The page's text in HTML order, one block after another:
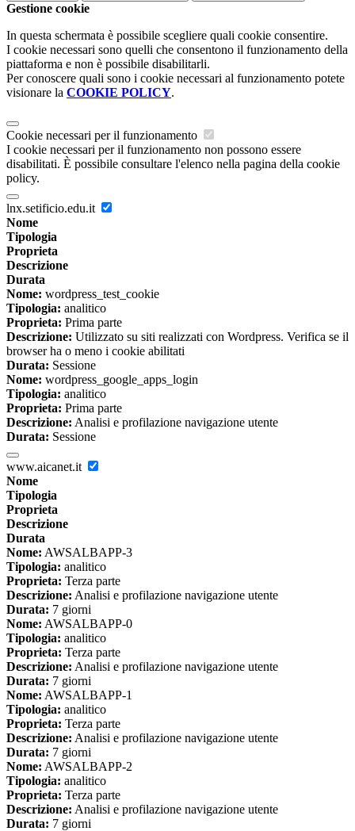
Gestione cookie
In questa schermata è possibile scegliere quali cookie consentire.
I cookie necessari sono quelli che consentono il funzionamento della
piattaforma e non è possibile disabilitarli.
Per conoscere quali sono i cookie necessari al funzionamento potete
visionare la COOKIE POLICY.
Cookie necessari per il funzionamento
I cookie necessari per il funzionamento non possono essere
disabilitati. È possibile consultare l'elenco nella pagina della cookie
policy.
lnx.setificio.edu.it
Nome
Tipologia
Proprieta
Descrizione
Durata
Nome: wordpress_test_cookie
Tipologia: analitico
Proprieta: Prima parte
Descrizione: Utilizzato su siti realizzati con Wordpress. Verifica se il
browser ha o meno i cookie abilitati
Durata: Sessione
Nome: wordpress_google_apps_login
Tipologia: analitico
Proprieta: Prima parte
Descrizione: Analisi e profilazione navigazione utente
Durata: Sessione
www.aicanet.it
Nome
Tipologia
Proprieta
Descrizione
Durata
Nome: AWSALBAPP-3
Tipologia: analitico
Proprieta: Terza parte
Descrizione: Analisi e profilazione navigazione utente
Durata: 7 giorni
Nome: AWSALBAPP-0
Tipologia: analitico
Proprieta: Terza parte
Descrizione: Analisi e profilazione navigazione utente
Durata: 7 giorni
Nome: AWSALBAPP-1
Tipologia: analitico
Proprieta: Terza parte
Descrizione: Analisi e profilazione navigazione utente
Durata: 7 giorni
Nome: AWSALBAPP-2
Tipologia: analitico
Proprieta: Terza parte
Descrizione: Analisi e profilazione navigazione utente
Durata: 7 giorni